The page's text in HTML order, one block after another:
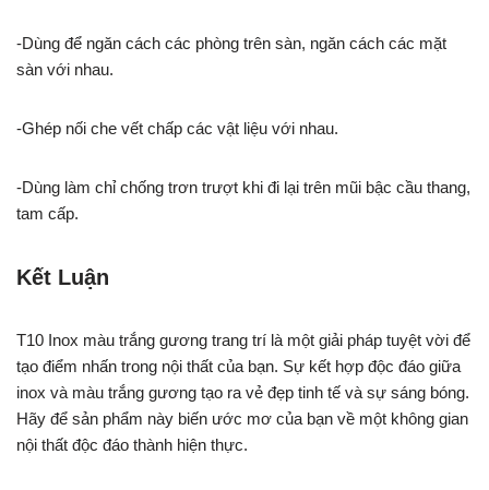
-Dùng để ngăn cách các phòng trên sàn, ngăn cách các mặt
sàn với nhau.
-Ghép nối che vết chấp các vật liệu với nhau.
-Dùng làm chỉ chống trơn trượt khi đi lại trên mũi bậc cầu thang,
tam cấp.
Kết Luận
T10 Inox màu trắng gương trang trí là một giải pháp tuyệt vời để
tạo điểm nhấn trong nội thất của bạn. Sự kết hợp độc đáo giữa
inox và màu trắng gương tạo ra vẻ đẹp tinh tế và sự sáng bóng.
Hãy để sản phẩm này biến ước mơ của bạn về một không gian
nội thất độc đáo thành hiện thực.